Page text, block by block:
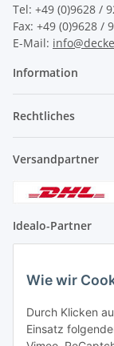
Tel: +49 (0)9628 /
Fax: +49 (0)9628 /
E-Mail:
Information
Rechtliches
Versandpartner
Idealo-Partner
Vertrauenssiegel
Wie wir
Durch Klicken
Einsatz